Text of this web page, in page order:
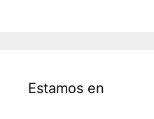
Estamos en